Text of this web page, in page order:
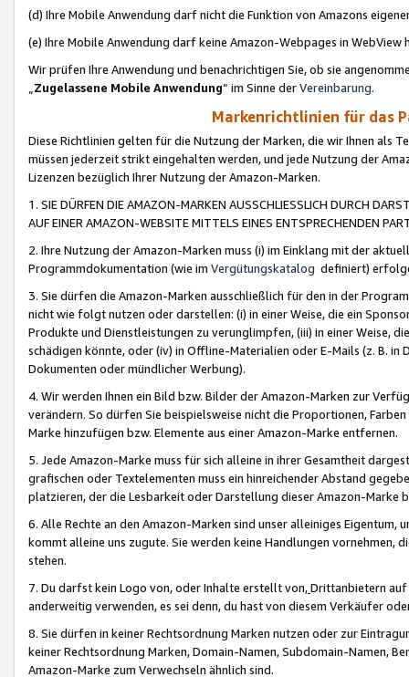
(d) Ihre Mobile Anwendung darf nicht die Funktion von Amazons
(e) Ihre Mobile Anwendung darf keine Amazon-Webpages in WebView
Wir prüfen Ihre Anwendung und benachrichtigen Sie, ob sie
„Zugelassene Mobile Anwendung“ im Sinne derVereinbarung.
Markenrichtlinien für das
Diese Richtlinien gelten für die Nutzung der Marken, die wir Ihnen als
müssen jederzeit strikt eingehalten werden, und jede Nutzung der
Lizenzen bezüglich Ihrer Nutzung der Amazon-Marken.
1. SIE DÜRFEN DIE AMAZON-MARKEN AUSSCHLIESSLICH DURCH
AUF EINER AMAZON-WEBSITE MITTELS EINES ENTSPRECHENDEN
2. Ihre Nutzung der Amazon-Marken muss (i) im Einklang mit der
Programmdokumentation (wie im Vergütungskatalog definiert)
3. Sie dürfen die Amazon-Marken ausschließlich für den in der
nicht wie folgt nutzen oder darstellen: (i) in einer Weise, die ein
Produkte und Dienstleistungen zu verunglimpfen, (iii) in einer Weise,
schädigen könnte, oder (iv) in Offline-Materialien oder E-Mails (z. B. in
Dokumenten oder mündlicher Werbung).
4. Wir werden Ihnen ein Bild bzw. Bilder der Amazon-Marken zur
verändern. So dürfen Sie beispielsweise nicht die Proportionen,
Marke hinzufügen bzw. Elemente aus einer Amazon-Marke entfernen.
5. Jede Amazon-Marke muss für sich alleine in ihrer Gesamtheit
grafischen oder Textelementen muss ein hinreichender Abstand
platzieren, der die Lesbarkeit oder Darstellung dieser Amazon-Marke
6. Alle Rechte an den Amazon-Marken sind unser alleiniges
kommt alleine uns zugute. Sie werden keine Handlungen vornehmen,
stehen.
7. Du darfst kein Logo von, oder Inhalte erstellt von,Drittanbietern auf
anderweitig verwenden, es sei denn, du hast von diesem Verkäufer
8. Sie dürfen in keiner Rechtsordnung Marken nutzen oder zur
keiner Rechtsordnung Marken, Domain-Namen, Subdomain-Namen,
Amazon-Marke zum Verwechseln ähnlich sind.